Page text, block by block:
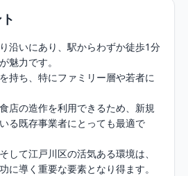
沿いにあり、駅からわずか徒歩1分
魅力です。
持ち、特にファミリー層や若者に
店の造作を利用できるため、新規
る既存事業者にとっても最適で
して江戸川区の活気ある環境は、
に導く重要な要素となり得ます。